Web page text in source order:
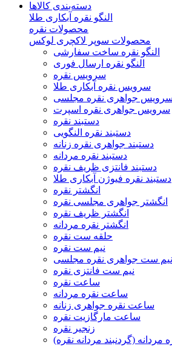
دسته‌بندی‌ کالاها
النگو نقره آبکاری طلا
محصولات نقره
محصولات سوپر لاکچری لوکس
النگو نقره ساخت سفارشی
النگو نقره ارسال فوری
سرویس نقره
سرویس نقره آبکاری طلا
سرویس جواهری نقره مجلسی
سرویس جواهری نقره اسپرت
دستبند نقره
دستبند نقره النگویی
دستبند جواهری نقره زنانه
دستبند نقره مردانه
دستبند فانتزی ظریف نقره
دستبند نقره فیوژن آبکاری طلا
انگشتر نقره
انگشتر جواهری مجلسی نقره
انگشتر ظریف نقره
انگشتر نقره مردانه
حلقه ست نقره
نیم ست نقره
نیم ست جواهری نقره مجلسی
نیم ست فانتزی نقره
ساعت نقره
ساعت نقره مردانه
ساعت نقره جواهری زنانه
ساعت مارگازیت نقره
زنجیر نقره
مردانه (گردنبند مردانه نقره)